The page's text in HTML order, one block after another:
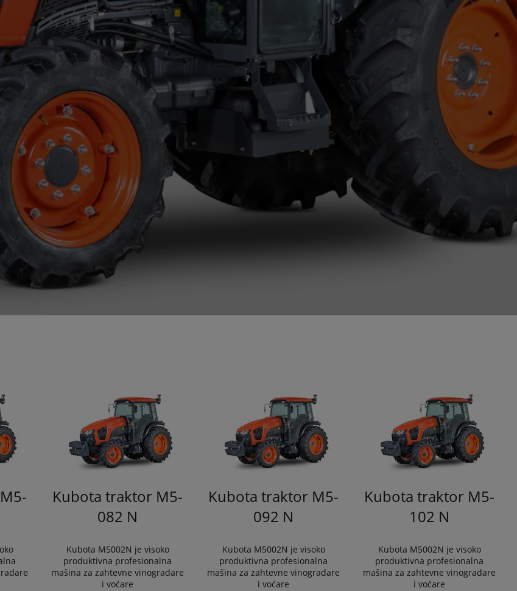
Kubota traktor M5-
082 N
Kubota M5002N je visoko
produktivna profesionalna
mašina za zahtevne vinogradare
i voćare
Kubota traktor M5-
092 N
Kubota M5002N je visoko
produktivna profesionalna
mašina za zahtevne vinogradare
i voćare
Kubota traktor M5-
102 N
Kubota M5002N je visoko
produktivna profesionalna
mašina za zahtevne vinogradare
i voćare